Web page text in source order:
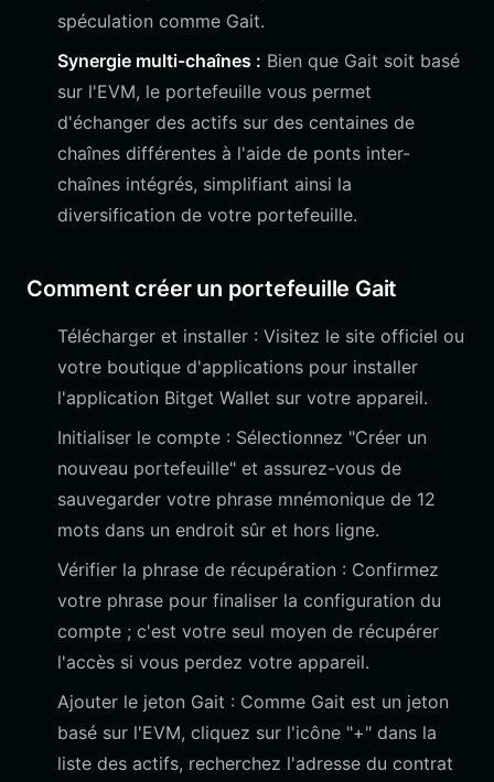
spéculation comme Gait.
Synergie multi-chaînes : Bien que Gait soit basé
sur l'EVM, le portefeuille vous permet
d'échanger des actifs sur des centaines de
chaînes différentes à l'aide de ponts inter-
chaînes intégrés, simplifiant ainsi la
diversification de votre portefeuille.
Comment créer un portefeuille Gait
Télécharger et installer : Visitez le site officiel ou
votre boutique d'applications pour installer
l'application Bitget Wallet sur votre appareil.
Initialiser le compte : Sélectionnez "Créer un
nouveau portefeuille" et assurez-vous de
sauvegarder votre phrase mnémonique de 12
mots dans un endroit sûr et hors ligne.
Vérifier la phrase de récupération : Confirmez
votre phrase pour finaliser la configuration du
compte ; c'est votre seul moyen de récupérer
l'accès si vous perdez votre appareil.
Ajouter le jeton Gait : Comme Gait est un jeton
basé sur l'EVM, cliquez sur l'icône "+" dans la
liste des actifs, recherchez l'adresse du contrat